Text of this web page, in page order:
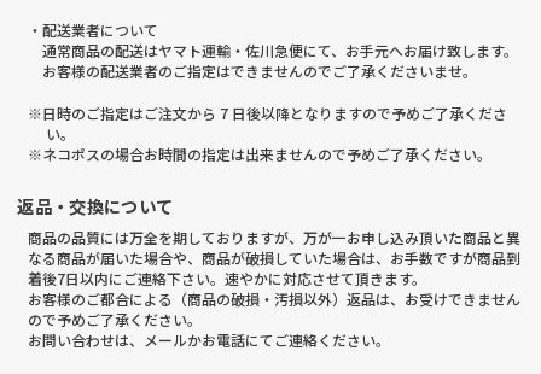
・配送業者について
通常商品の配送はヤマト運輸・佐川急便にて、お手元へお届け致します。
お客様の配送業者のご指定はできませんのでご了承くださいませ。
※日時のご指定はご注文から 7 日後以降となりますので予めご了承くださ
い。
※ネコポスの場合お時間の指定は出来ませんので予めご了承ください。
返品・交換について
商品の品質には万全を期しておりますが、万が一お申し込み頂いた商品と異
なる商品が届いた場合や、商品が破損していた場合は、お手数ですが商品到
着後7日以内にご連絡下さい。速やかに対応させて頂きます。
お客様のご都合による（商品の破損・汚損以外）返品は、お受けできません
ので予めご了承ください。
お問い合わせは、メールかお電話にてご連絡ください。